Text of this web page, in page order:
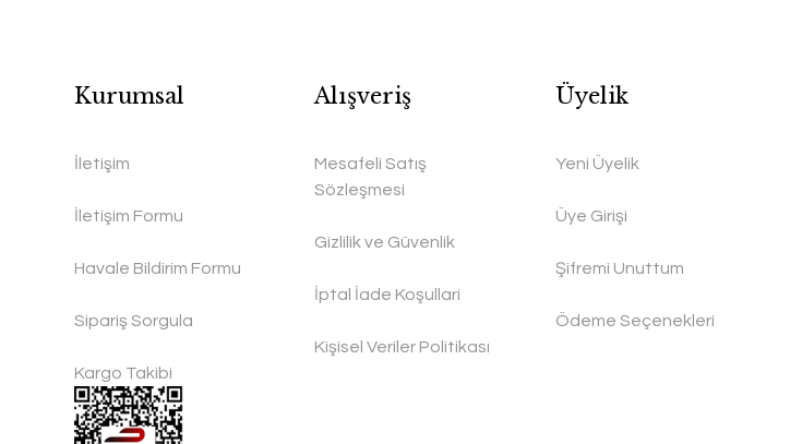
Kurumsal
İletişim
İletişim Formu
Havale Bildirim Formu
Sipariş Sorgula
Kargo Takibi
Alışveriş
Mesafeli Satış
Sözleşmesi
Gizlilik ve Güvenlik
İptal İade Koşullari
Kişisel Veriler Politikası
Üyelik
Yeni Üyelik
Üye Girişi
Şifremi Unuttum
Ödeme Seçenekleri